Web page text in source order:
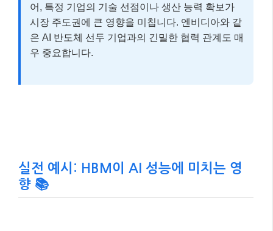
어, 특정 기업의 기술 선점이나 생산 능력 확보가
시장 주도권에 큰 영향을 미칩니다. 엔비디아와 같
은 AI 반도체 선두 기업과의 긴밀한 협력 관계도 매
우 중요합니다.
실전 예시: HBM이 AI 성능에 미치는 영
향 📚